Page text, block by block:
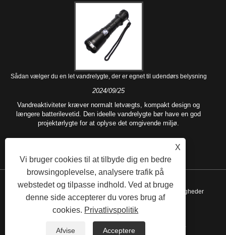
Sådan vælger du en let vandrelygte, der er egnet til udendørs belysning
2024/09/25
Vandreaktiviteter kræver normalt letvægts, kompakt design og
længere batterilevetid. Den ideelle vandrelygte bør have en god
projektørlygte for at oplyse det omgivende miljø.
Copyright © 2021 Ningbo Rotchi Business Co.,Ltd. Alle rettigheder
forbeholdes.
Sitemap RSS Privacy Policy
X
Vi bruger cookies til at tilbyde dig en bedre
browsingoplevelse, analysere trafik på
webstedet og tilpasse indhold. Ved at bruge
denne side accepterer du vores brug af
cookies. Privatlivspolitik
Afvise Acceptere